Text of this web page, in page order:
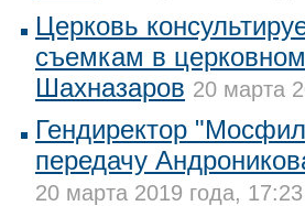
Церковь
съемкам в
Шахназаров 20 марта
Гендиректор
передачу
20 марта 2019 года, 17:23